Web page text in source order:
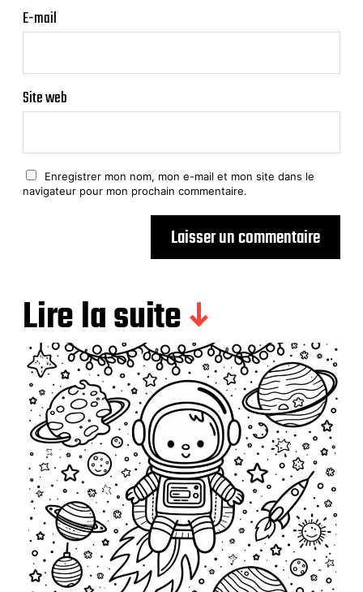
E-mail
Site web
Enregistrer mon nom, mon e-mail et mon site dans le
navigateur pour mon prochain commentaire.
Lire la suite